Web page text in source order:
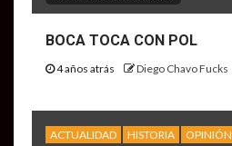
BOCA TOCA CON POL
4 años atrás Diego Chavo Fucks
ACTUALIDAD HISTORIA OPINIÓN